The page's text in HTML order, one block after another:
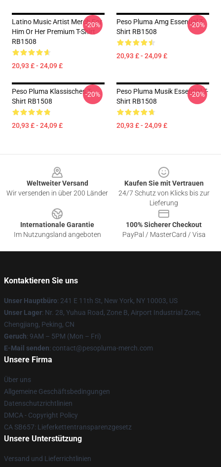
Latino Music Artist Merch For
Him Or Her Premium T-Shirt
RB1508
20,93 £ - 24,09 £
-20%
Peso Pluma Amg Essential T-
Shirt RB1508
20,93 £ - 24,09 £
-20%
Peso Pluma Klassisches T-
Shirt RB1508
20,93 £ - 24,09 £
-20%
Peso Pluma Musik Essential T-
Shirt RB1508
20,93 £ - 24,09 £
-20%
Weltweiter Versand
Wir versenden in über 200 Länder
Kaufen Sie mit Vertrauen
24/7 Schutz von Klicks bis zur
Lieferung
Internationale Garantie
Im Nutzungsland angeboten
100% Sicherer Checkout
PayPal / MasterCard / Visa
Kontaktieren Sie uns
Unser Hauptbüro: 241 E 11th St, New York, NY 10003, US
Unser Lager: Nr. 28, Yuhua Road, Zone B, Airport Industrial Zone,
Chengjiang, Peking, CN
Geruch: 9AM – 5PM (Mon – Fri)
E-Mail senden: contact@pesopluma-merch.com
Unsere Firma
Über uns
Allgemeine Geschäftsbedingungen
Datenschutzrichtlinien
DMCA - Copyright Policy
CA SB657: Lieferkettentransparenzgesetz
Unsere Unterstützung
Versand und Lieferrichtlinien